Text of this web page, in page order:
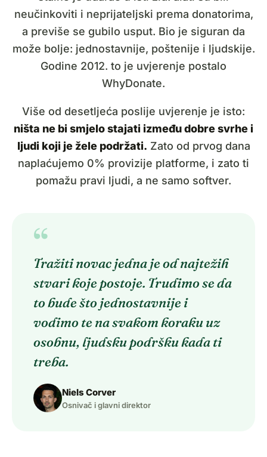
neučinkoviti i neprijateljski prema donatorima,
a previše se gubilo usput. Bio je siguran da
može bolje: jednostavnije, poštenije i ljudskije.
Godine 2012. to je uvjerenje postalo
WhyDonate.
Više od desetljeća poslije uvjerenje je isto:
ništa ne bi smjelo stajati između dobre svrhe i
ljudi koji je žele podržati. Zato od prvog dana
naplaćujemo 0% provizije platforme, i zato ti
pomažu pravi ljudi, a ne samo softver.
“
Tražiti novac jedna je od najtežih
stvari koje postoje. Trudimo se da
to bude što jednostavnije i
vodimo te na svakom koraku uz
osobnu, ljudsku podršku kada ti
treba.
Niels Corver
Osnivač i glavni direktor